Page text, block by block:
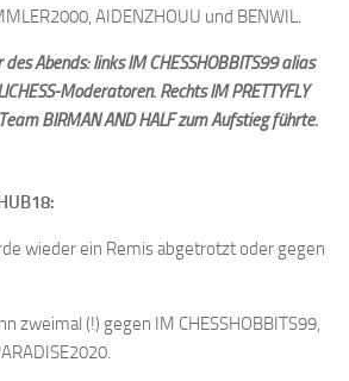
AIDENZHOUU und BENWIL.
Abends: links IM CHESSHOBBITS99 alias
Moderatoren. Rechts IM PRETTYFLY
BIRMAN AND HALF zum Aufstieg führte.
wieder ein Remis abgetrotzt oder gegen
zweimal (!) gegen IM CHESSHOBBITS99,